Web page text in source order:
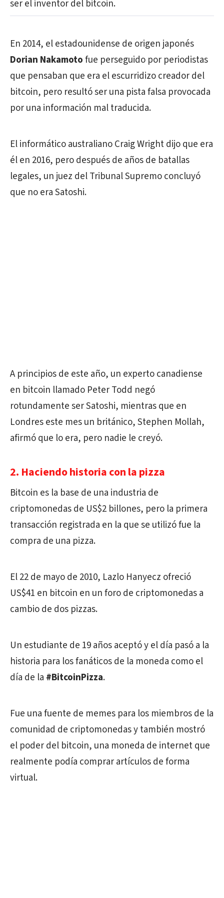
ser el inventor del bitcoin.
En 2014, el estadounidense de origen japonés
Dorian Nakamotofue perseguido por periodistas
que pensaban que era el escurridizo creador del
bitcoin, pero resultó ser una pista falsa provocada
por una información mal traducida.
El informático australiano Craig Wright dijo que era
él en 2016, pero después de años de batallas
legales, un juez del Tribunal Supremo concluyó
que no era Satoshi.
A principios de este año, un experto canadiense
en bitcoin llamado Peter Todd negó
rotundamente ser Satoshi, mientras que en
Londres este mes un británico, Stephen Mollah,
afirmó que lo era, pero nadie le creyó.
2. Haciendo historia con la pizza
Bitcoin es la base de una industria de
criptomonedas de US$2 billones, pero la primera
transacción registrada en la que se utilizó fue la
compra de una pizza.
El 22 de mayo de 2010, Lazlo Hanyecz ofreció
US$41 en bitcoin en un foro de criptomonedas a
cambio de dos pizzas.
Un estudiante de 19 años aceptó y el día pasó a la
historia para los fanáticos de la moneda como el
día de la #BitcoinPizza.
Fue una fuente de memes para los miembros de la
comunidad de criptomonedas y también mostró
el poder del bitcoin, una moneda de internet que
realmente podía comprar artículos de forma
virtual.